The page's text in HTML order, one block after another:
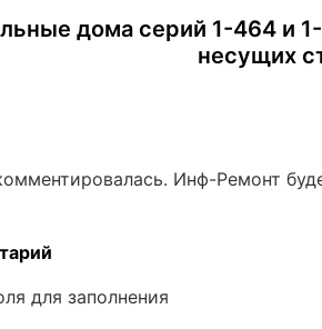
дома серий 1-464 и
несущих
Инф-Ремонт
для заполнения